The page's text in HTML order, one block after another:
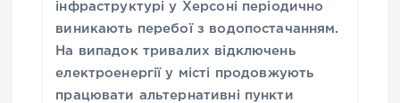
інфраструктурі у Херсоні періодично
виникають перебої з водопостачанням.
На випадок тривалих відключень
електроенергії у місті продовжують
працювати альтернативні пункти